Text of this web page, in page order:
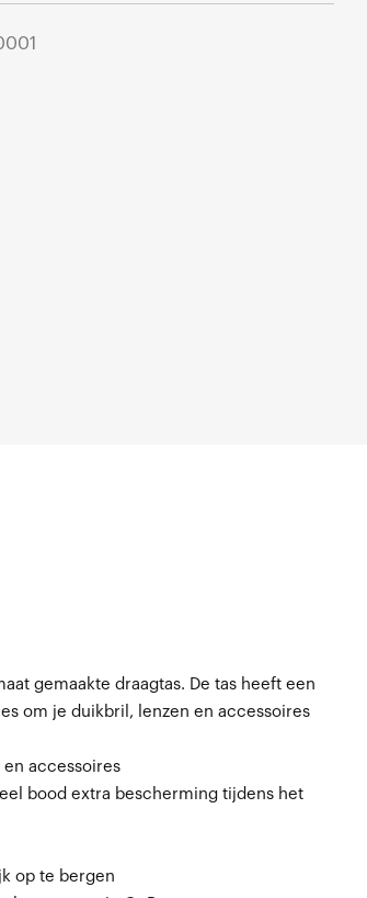
gemaakte draagtas. De tas heeft een
om je duikbril, lenzen en accessoires
accessoires
bood extra bescherming tijdens het
op te bergen